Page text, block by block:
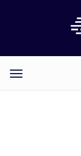
Categories